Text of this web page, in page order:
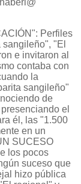
Perfiles
"El
e invitaron al
contaba con
la
sangileño"
de
el
él, las "1.500
en un
SUCESO
los pocos
suceso que
hizo pública